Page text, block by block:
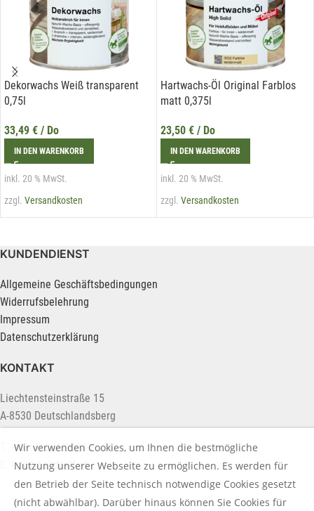
Dekorwachs Weiß transparent
0,75l
33,49 € / Do
IN DEN WARENKORB
inkl. 20 % MwSt.
zzgl. Versandkosten
Hartwachs-Öl Original Farblos
matt 0,375l
23,50 € / Do
IN DEN WARENKORB
inkl. 20 % MwSt.
zzgl. Versandkosten
KUNDENDIENST
Allgemeine Geschäftsbedingungen
Widerrufsbelehrung
Impressum
Datenschutzerklärung
KONTAKT
Liechtensteinstraße 15
A-8530 Deutschlandsberg
T. +43 (0) 3462 2222
info@holztreff.at
Wir verwenden Cookies, um Ihnen die bestmögliche
Nutzung unserer Webseite zu ermöglichen. Es werden für
den Betrieb der Seite technisch notwendige Cookies gesetzt
(nicht abwählbar). Darüber hinaus können Sie Cookies für